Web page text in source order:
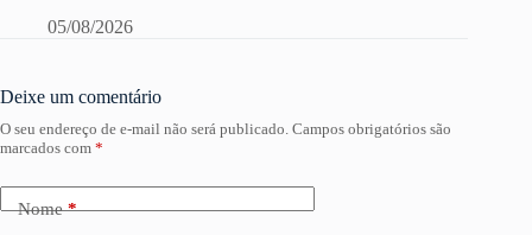
05/08/2026
Deixe um comentário
O seu endereço de e-mail não será publicado. Campos obrigatórios são
marcados com *
Nome*